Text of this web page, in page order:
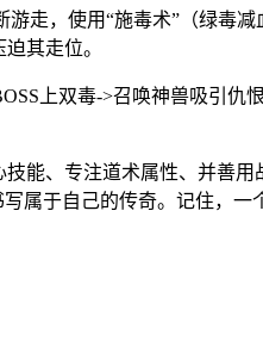
走，使用“施毒术”（绿毒
其走位。
上双毒->召唤神兽吸引
能、专注道术属性、并善
属于自己的传奇。记住，一